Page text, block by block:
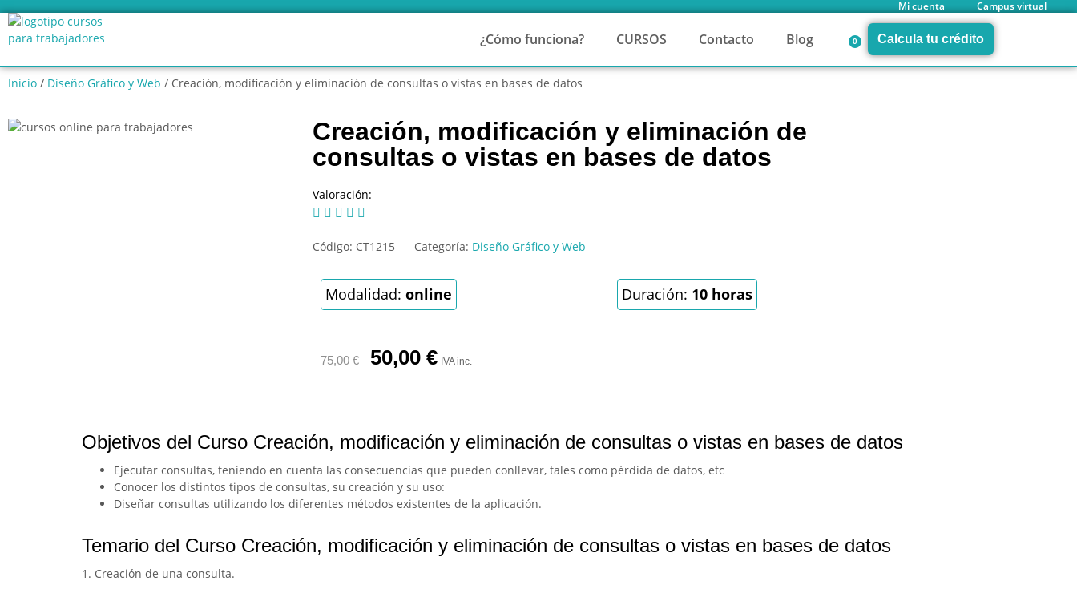
Mi cuenta Campus virtual
¿Cómo funciona? CURSOS Contacto Blog 0 Calcula tu crédito
Inicio / Diseño Gráfico y Web / Creación, modificación y eliminación de consultas o vistas en bases de datos
Creación, modificación y eliminación de
consultas o vistas en bases de datos
Valoración:
    
Código: CT1215 Categoría: Diseño Gráfico y Web
Modalidad: online Duración: 10 horas
75,00€ 50,00 € IVA inc.
Objetivos del Curso Creación, modificación y eliminación de consultas o vistas en bases de datos
Ejecutar consultas, teniendo en cuenta las consecuencias que pueden conllevar, tales como pérdida de datos, etc
Conocer los distintos tipos de consultas, su creación y su uso:
Diseñar consultas utilizando los diferentes métodos existentes de la aplicación.
Temario del Curso Creación, modificación y eliminación de consultas o vistas en bases de datos
1. Creación de una consulta.